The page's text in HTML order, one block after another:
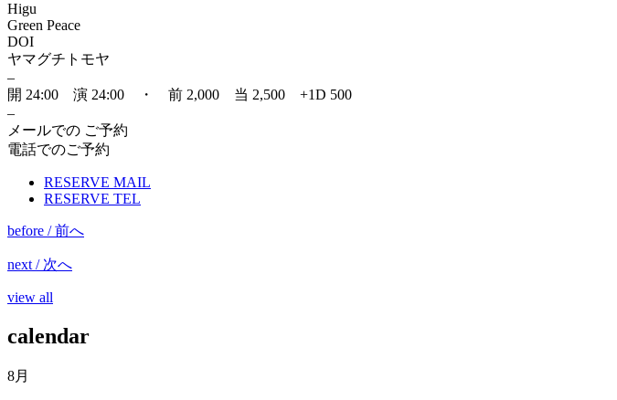
Higu
Green Peace
DOI
ヤマグチトモヤ
–
開 24:00 演 24:00 ・ 前 2,000 当 2,500 +1D 500
–
メールでの ご予約
電話でのご予約
RESERVE MAIL
RESERVE TEL
before / 前へ
next / 次へ
view all
calendar
8月